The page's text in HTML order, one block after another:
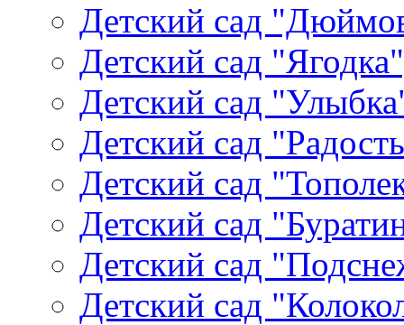
Детский сад
Детский сад
Детский сад
Детский сад
Детский сад
Детский сад
Детский сад
Детский сад